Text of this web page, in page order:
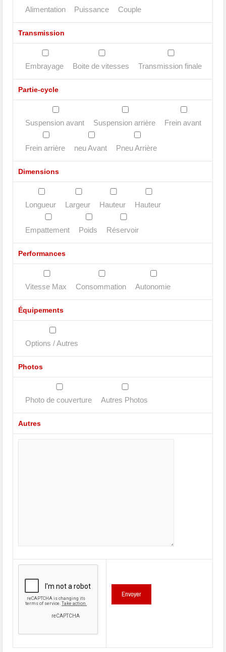
Alimentation Puissance Couple
Transmission
Embrayage Boite de vitesses Transmission finale
Partie-cycle
Suspension avant Suspension arrière Frein avant
Frein arrière neu Avant Pneu Arrière
Dimensions
Longueur Largeur Hauteur Hauteur
Empattement Poids Réservoir
Performances
Vitesse Max Consommation Autonomie
Équipements
Options / Autres
Photos
Photo de couverture Autres Photos
Autres